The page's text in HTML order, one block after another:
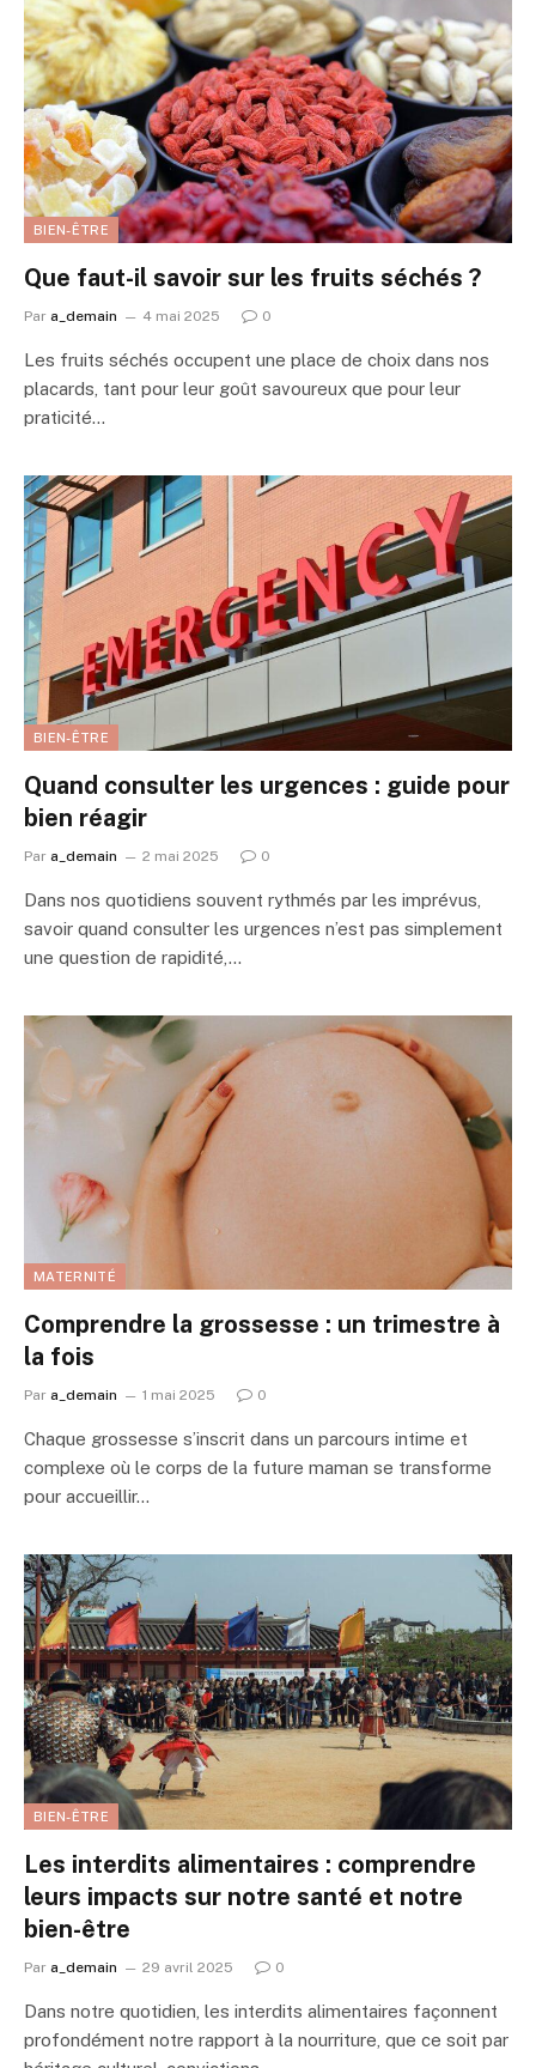
BIEN-ÊTRE
Que faut-il savoir sur les fruits séchés ?
Par a_demain 4 mai 2025 0
Les fruits séchés occupent une place de choix dans nos
placards, tant pour leur goût savoureux que pour leur
praticité…
BIEN-ÊTRE
Quand consulter les urgences : guide pour
bien réagir
Par a_demain 2 mai 2025 0
Dans nos quotidiens souvent rythmés par les imprévus,
savoir quand consulter les urgences n’est pas simplement
une question de rapidité,…
MATERNITÉ
Comprendre la grossesse : un trimestre à
la fois
Par a_demain 1 mai 2025 0
Chaque grossesse s’inscrit dans un parcours intime et
complexe où le corps de la future maman se transforme
pour accueillir…
BIEN-ÊTRE
Les interdits alimentaires : comprendre
leurs impacts sur notre santé et notre
bien-être
Par a_demain 29 avril 2025 0
Dans notre quotidien, les interdits alimentaires façonnent
profondément notre rapport à la nourriture, que ce soit par